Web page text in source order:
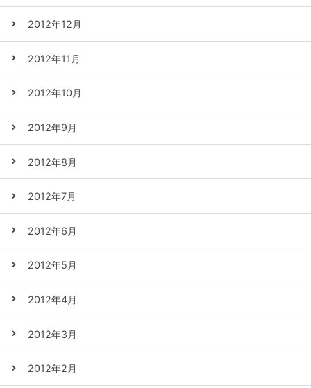
2012年12月
2012年11月
2012年10月
2012年9月
2012年8月
2012年7月
2012年6月
2012年5月
2012年4月
2012年3月
2012年2月